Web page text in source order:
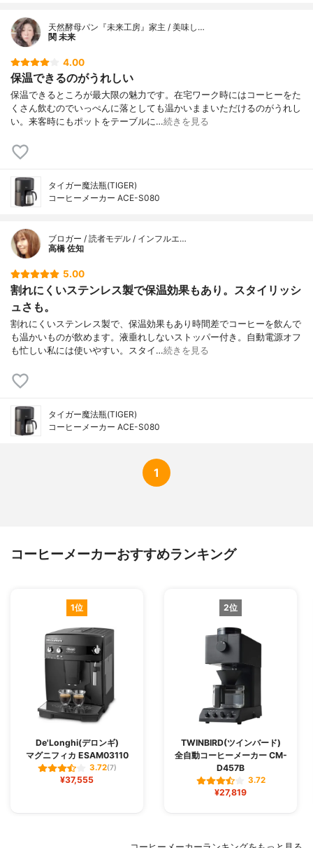
天然酵母パン『未来工房』家主 / 美味し…
関 未来
4.00
保温できるのがうれしい
保温できるところが最大限の魅力です。在宅ワーク時にはコーヒーをた
くさん飲むのでいっぺんに落としても温かいままいただけるのがうれし
い。来客時にもポットをテーブルに…続きを見る
タイガー魔法瓶(TIGER)
コーヒーメーカー ACE-S080
ブロガー / 読者モデル / インフルエ…
高橋 佐知
5.00
割れにくいステンレス製で保温効果もあり。スタイリッシ
ュさも。
割れにくいステンレス製で、保温効果もあり時間差でコーヒーを飲んで
も温かいものが飲めます。液垂れしないストッパー付き。自動電源オフ
も忙しい私には使いやすい。スタイ…続きを見る
タイガー魔法瓶(TIGER)
コーヒーメーカー ACE-S080
1
コーヒーメーカーおすすめランキング
1位
De'Longhi(デロンギ)
マグニフィカ ESAM03110
3.72(7)
¥37,555
2位
TWINBIRD(ツインバード)
全自動コーヒーメーカー CM-
D457B
3.72
¥27,819